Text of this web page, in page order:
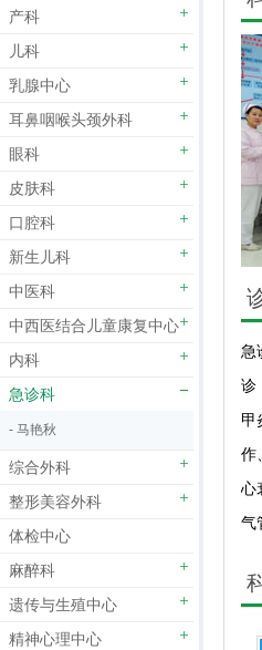
产科
儿科
乳腺中心
耳鼻咽喉头颈外科
眼科
皮肤科
口腔科
新生儿科
中医科
中西医结合儿童康复中心
内科
急诊科
- 马艳秋
综合外科
整形美容外科
体检中心
麻醉科
遗传与生殖中心
精神心理中心
急
诊
甲
作
心
气